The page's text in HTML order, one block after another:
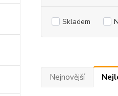
Skladem
Nejnovější